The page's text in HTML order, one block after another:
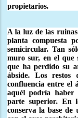
propietarios.
A la luz de las
planta compuesta
semicircular. Tan
muro sur, en el que
que ha perdido su
ábside. Los
confluencia entre el
aquél podría haber
parte superior. En
conserva la base de